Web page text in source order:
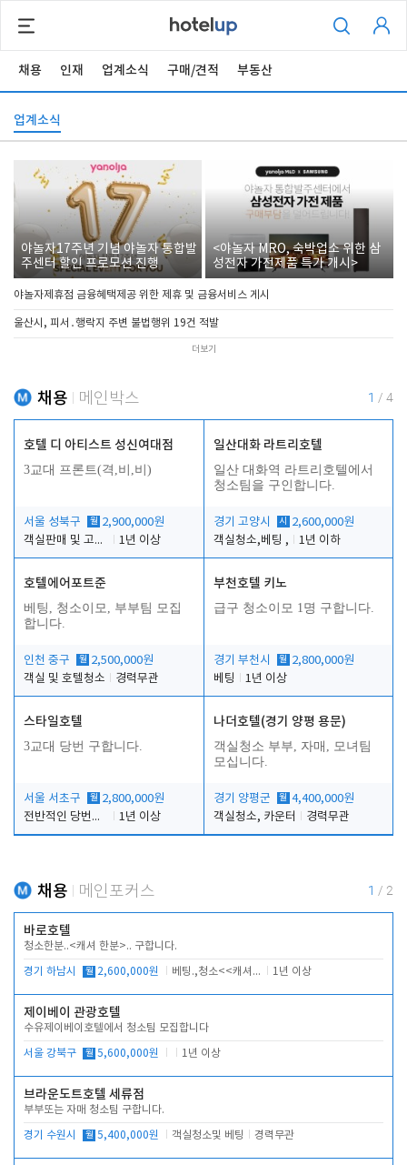
채용 인재 업계소식 구매/견적 부동산
업계소식
야놀자17주년 기념 야놀자 통합발
주센터 할인 프로모션 진행
<야놀자 MRO, 숙박업소 위한 삼
성전자 가전제품 특가 개시>
야놀자제휴점 금융혜택제공 위한 제휴 및 금융서비스 게시
울산시, 피서․행락지 주변 불법행위 19건 적발
더보기
채용 메인박스 1 / 4
호텔 디 아티스트 성신여대점
3교대 프론트(격,비,비)
서울 성북구 월 2,900,000원
객실판매 및 고객응대
1년 이상
일산대화 라트리호텔
일산 대화역 라트리호텔에서
청소팀을 구인합니다.
경기 고양시 시
2,600,000원
객실청소,베팅 ,
1년 이하
호텔에어포트준
베팅, 청소이모, 부부팀 모집
합니다.
인천 중구 월 2,500,000원
객실 및 호텔청소
경력무관
부천호텔 키노
급구 청소이모 1명 구합니다.
경기 부천시 월 2,800,000원
베팅
1년 이상
스타일호텔
3교대 당번 구합니다.
서울 서초구 월 2,800,000원
전반적인 당번업무
1년 이상
나더호텔(경기 양평 용문)
객실청소 부부, 자매, 모녀팀
모십니다.
경기 양평군 월 4,400,000원
객실청소, 카운터
경력무관
채용 메인포커스 1 / 2
바로호텔
청소한분..<캐셔 한분>.. 구합니다.
경기 하남시 월 2,600,000원 베팅.,청소<<캐셔 모셔봅니다. 1년 이상
제이베이 관광호텔
수유제이베이호텔에서 청소팀 모집합니다
서울 강북구 월 5,600,000원 1년 이상
브라운도트호텔 세류점
부부또는 자매 청소팀 구합니다.
경기 수원시 월 5,400,000원 객실청소및 베팅 경력무관